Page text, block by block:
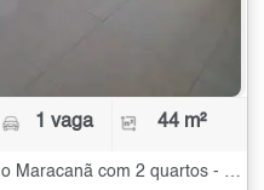
1 vaga 44 m²
Condomínio Fechado à Venda no Maracanã com 2 quartos - 44 m²